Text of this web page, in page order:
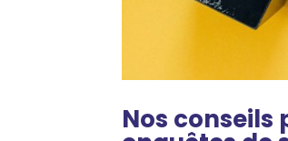
Nos conseils